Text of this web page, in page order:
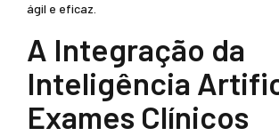
ágil e eficaz.
A Integração da
Inteligência
Exames Clínicos